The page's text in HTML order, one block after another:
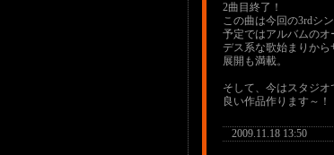
2曲目終了！
この曲は今回の3rdシ
予定ではアルバムのオ
デス系な歌始まりから
展開も満載。
そして、今はスタジオ
良い作品作ります～！
2009.11.18 13:50